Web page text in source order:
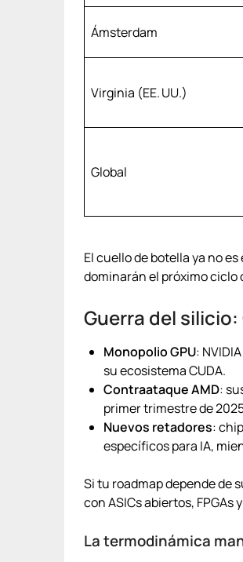
Ámsterdam
Virginia (EE. UU.)
Global
El cuello de botella ya no
dominarán el próximo ciclo
Guerra del silicio:
Monopolio GPU:
su ecosistema CUDA.
Contraataque AMD:
primer trimestre de
Nuevos retadores:
específicos para IA,
Si tu roadmap depende de
con ASICs abiertos, FPGAs
La termodinámica